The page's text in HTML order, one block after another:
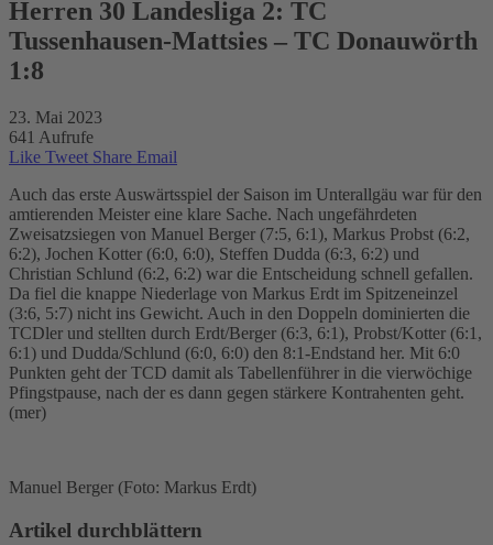
Herren 30 Landesliga 2: TC
Tussenhausen-Mattsies – TC Donauwörth
1:8
23. Mai 2023
641 Aufrufe
Like Tweet Share Email
Auch das erste Auswärtsspiel der Saison im Unterallgäu war für den
amtierenden Meister eine klare Sache. Nach ungefährdeten
Zweisatzsiegen von Manuel Berger (7:5, 6:1), Markus Probst (6:2,
6:2), Jochen Kotter (6:0, 6:0), Steffen Dudda (6:3, 6:2) und
Christian Schlund (6:2, 6:2) war die Entscheidung schnell gefallen.
Da fiel die knappe Niederlage von Markus Erdt im Spitzeneinzel
(3:6, 5:7) nicht ins Gewicht. Auch in den Doppeln dominierten die
TCDler und stellten durch Erdt/Berger (6:3, 6:1), Probst/Kotter (6:1,
6:1) und Dudda/Schlund (6:0, 6:0) den 8:1-Endstand her. Mit 6:0
Punkten geht der TCD damit als Tabellenführer in die vierwöchige
Pfingstpause, nach der es dann gegen stärkere Kontrahenten geht.
(mer)
Manuel Berger (Foto: Markus Erdt)
Artikel durchblättern